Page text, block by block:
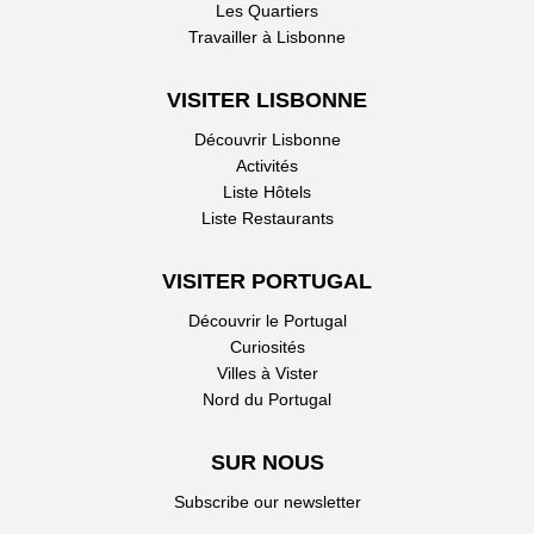
Les Quartiers
Travailler à Lisbonne
VISITER LISBONNE
Découvrir Lisbonne
Activités
Liste Hôtels
Liste Restaurants
VISITER PORTUGAL
Découvrir le Portugal
Curiosités
Villes à Vister
Nord du Portugal
SUR NOUS
Subscribe our newsletter